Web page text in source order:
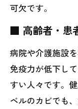
可欠です。
■ 高齢者・患
病院や介護施設
免疫力が低下し
すい人々です。
ベルのカビでも